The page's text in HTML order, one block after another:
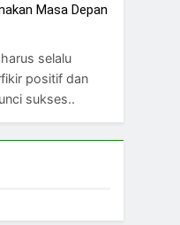
Masa Depan
selalu
positif dan
sukses..